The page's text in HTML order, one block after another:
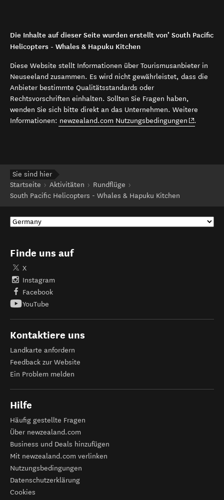
Die Inhalte auf dieser Seite wurden erstellt von’ South Pacific
Helicopters - Whales & Hapuku Kitchen
Diese Website stellt Informationen über Tourismusanbieter in
Neuseeland zusammen. Es wird nicht gewährleistet, dass die
Anbieter bestimmte Qualitätsstandards oder
Rechtsvorschriften einhalten. Sollten Sie Fragen haben,
wenden Sie sich bitte direkt an das Unternehmen. Weitere
Informationen: newzealand.com Nutzungsbedingungen (opens in
.
Sie sind hier
Startseite
Aktivitäten
Rundflüge
South Pacific Helicopters - Whales & Hapuku Kitchen
Finde uns auf
X
Instagram
Facebook
YouTube
Kontaktiere uns
Landkarte anfordern
Feedback zur Website
Ein Problem melden
Hilfe
Häufig gestellte Fragen
Über newzealand.com
Business und Deals hinzufügen
Mit newzealand.com verlinken
Nutzungsbedingungen
Datenschutzerklärung
Cookies